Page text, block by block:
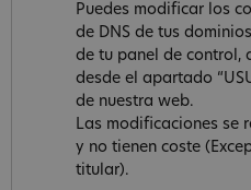
Puedes modificar los
de DNS de tus
de tu panel de control,
desde el apartado
de nuestra web.
Las modificaciones se
y no tienen coste
titular).